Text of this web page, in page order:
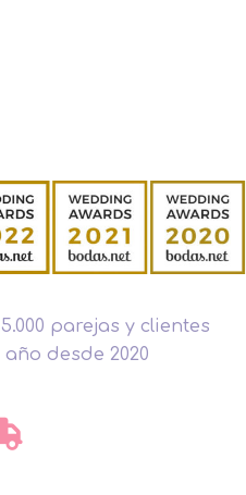
parejas y clientes
desde 2020